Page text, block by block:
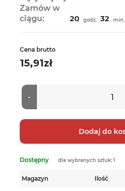
Zamów w
ciągu:
20 godz. 32 min.
Cena brutto
15,91zł
Dostępny dla wybranych sztuk: 1
Magazyn Ilość